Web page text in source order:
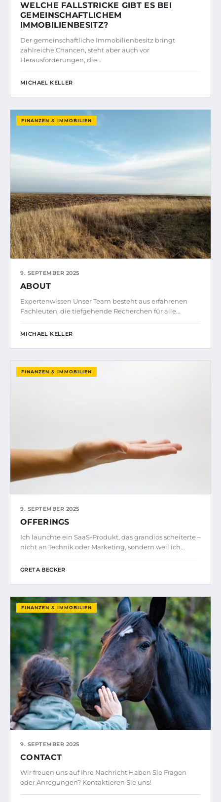
WELCHE FALLSTRICKE GIBT ES BEI
GEMEINSCHAFTLICHEM
IMMOBILIENBESITZ?
Der gemeinschaftliche Immobilienbesitz bringt
zahlreiche Chancen, steht aber auch vor
Herausforderungen, die…
MICHAEL KELLER
FINANZEN & IMMOBILIEN
9. SEPTEMBER 2025
ABOUT
Expertenwissen Unser Team besteht aus erfahrenen
Fachleuten, die tiefgehende Recherchen für alle…
MICHAEL KELLER
FINANZEN & IMMOBILIEN
9. SEPTEMBER 2025
OFFERINGS
Ich launchte ein SaaS-Produkt, das grandios scheiterte –
nicht an Technik oder Marketing, sondern weil ich…
GRETA BECKER
FINANZEN & IMMOBILIEN
9. SEPTEMBER 2025
CONTACT
Wir freuen uns auf Ihre Nachricht Haben Sie Fragen
oder Anregungen? Kontaktieren Sie uns!